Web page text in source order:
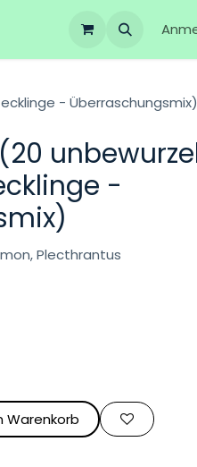
- Überraschungsmix)
-
Plecthrantus
Warenkorb